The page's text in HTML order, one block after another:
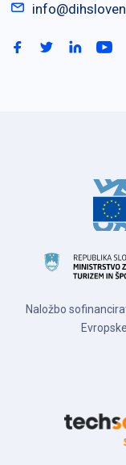
Naložbo